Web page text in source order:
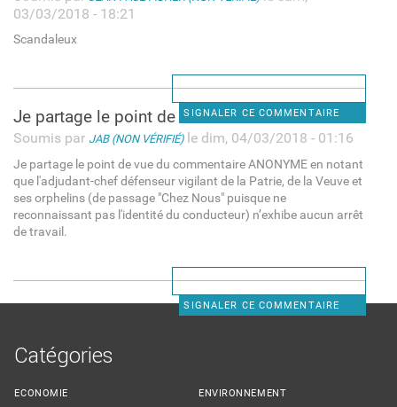
03/03/2018 - 18:21
Scandaleux
SIGNALER CE COMMENTAIRE
Je partage le point de vue du
Soumis par JAB (NON VÉRIFIÉ)le dim, 04/03/2018 - 01:16
Je partage le point de vue du commentaire ANONYME en notant
que l'adjudant-chef défenseur vigilant de la Patrie, de la Veuve et
ses orphelins (de passage "Chez Nous" puisque ne
reconnaissant pas l'identité du conducteur) n’exhibe aucun arrêt
de travail.
SIGNALER CE COMMENTAIRE
Catégories
ECONOMIE
ENVIRONNEMENT